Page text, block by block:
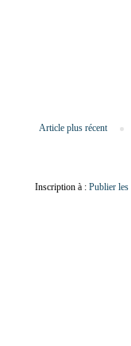
Article plus récent
Inscription à : Publier